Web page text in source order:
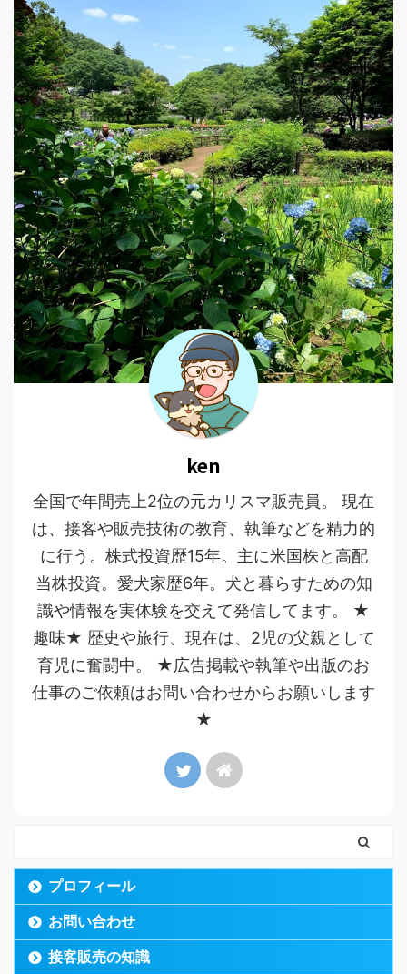
ken
全国で年間売上2位の元カリスマ販売員。 現在
は、接客や販売技術の教育、執筆などを精力的
に行う。株式投資歴15年。主に米国株と高配
当株投資。愛犬家歴6年。犬と暮らすための知
識や情報を実体験を交えて発信してます。 ★
趣味★ 歴史や旅行、現在は、2児の父親として
育児に奮闘中。 ★広告掲載や執筆や出版のお
仕事のご依頼はお問い合わせからお願いします
★
プロフィール
お問い合わせ
接客販売の知識